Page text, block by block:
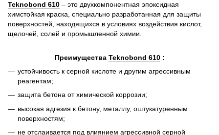
Teknobond 610 – это двухкомпонентная эпоксидная
химстойкая краска, специально разработанная для защиты
поверхностей, находящихся в условиях воздействия кислот,
щелочей, солей и промышленной химии.
Преимущества Teknobond 610:
устойчивость к серной кислоте и другим агрессивным
реагентам;
защита бетона от химической коррозии;
высокая адгезия к бетону, металлу, оштукатуренным
поверхностям;
не отслаивается под влиянием агрессивной серной